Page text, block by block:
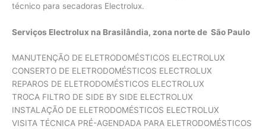
técnico para secadoras Electrolux.
Serviços Electrolux na Brasilândia, zona norte de São Paulo
MANUTENÇÃO DE ELETRODOMÉSTICOS ELECTROLUX
CONSERTO DE ELETRODOMÉSTICOS ELECTROLUX
REPAROS DE ELETRODOMÉSTICOS ELECTROLUX
TROCA FILTRO DE SIDE BY SIDE ELECTROLUX
INSTALAÇÃO DE ELETRODOMÉSTICOS ELECTROLUX
VISITA TÉCNICA PRÉ-AGENDADA PARA ELETRODOMÉSTICOS